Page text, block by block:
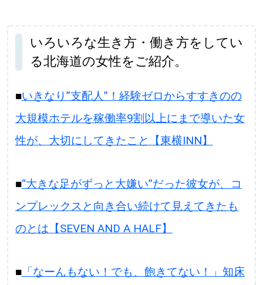
いろいろな生き方・働き方をしてい
る北海道の女性をご紹介。
■いきなり”支配人”！経験ゼロからすすきのの
大規模ホテルを稼働率9割以上にまで導いた女
性が、大切にしてきたこと【東横INN】
■“大きな足がずっと大嫌い”だった彼女が、コ
ンプレックスと向き合い続けて見えてきたも
のとは【SEVEN AND A HALF】
■「なーんもない！でも、飽きてない！」知床